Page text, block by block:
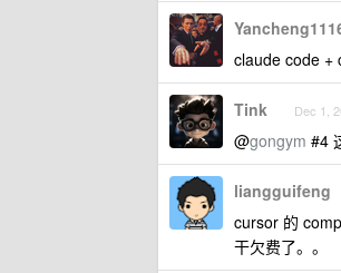
claude code +
Tink Dec 1,
@gongym #4
liangguifeng
cursor 的
干欠费了。。